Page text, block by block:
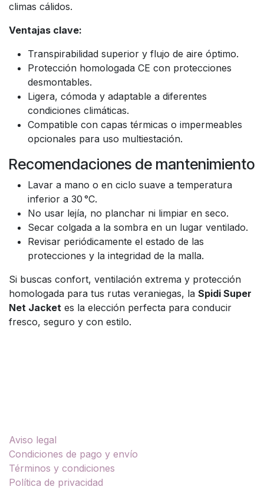
climas cálidos.
Ventajas clave:
Transpirabilidad superior y flujo de aire óptimo.
Protección homologada CE con protecciones
desmontables.
Ligera, cómoda y adaptable a diferentes
condiciones climáticas.
Compatible con capas térmicas o impermeables
opcionales para uso multiestación.
Recomendaciones de mantenimiento
Lavar a mano o en ciclo suave a temperatura
inferior a 30 °C.
No usar lejía, no planchar ni limpiar en seco.
Secar colgada a la sombra en un lugar ventilado.
Revisar periódicamente el estado de las
protecciones y la integridad de la malla.
Si buscas confort, ventilación extrema y protección
homologada para tus rutas veraniegas, la Spidi Super
Net Jacket es la elección perfecta para conducir
fresco, seguro y con estilo.
Aviso legal
Condiciones de pago y envío
Términos y condiciones
Política de privacidad